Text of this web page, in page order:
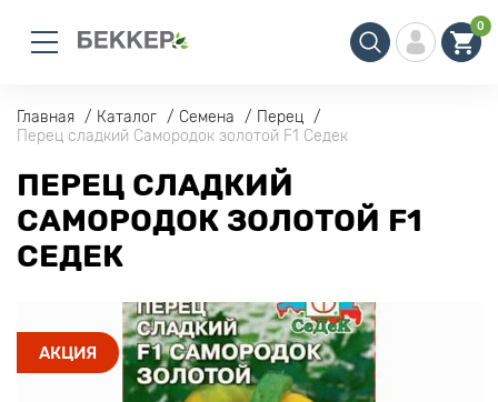
0
Главная Каталог Семена
Перец
Перец сладкий Самородок золотой F1 Седек
ПЕРЕЦ СЛАДКИЙ
САМОРОДОК ЗОЛОТОЙ F1
СЕДЕК
АКЦИЯ